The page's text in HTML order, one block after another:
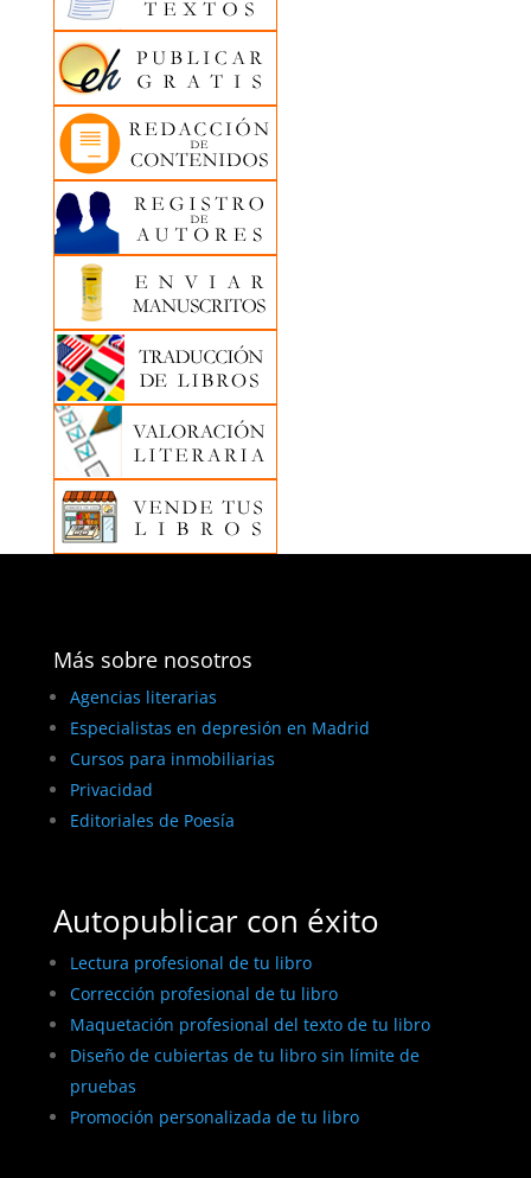
Más sobre nosotros
Agencias literarias
Especialistas en depresión en Madrid
Cursos para inmobiliarias
Privacidad
Editoriales de Poesía
Autopublicar con éxito
Lectura profesional de tu libro
Corrección profesional de tu libro
Maquetación profesional del texto de tu libro
Diseño de cubiertas de tu libro sin límite de
pruebas
Promoción personalizada de tu libro